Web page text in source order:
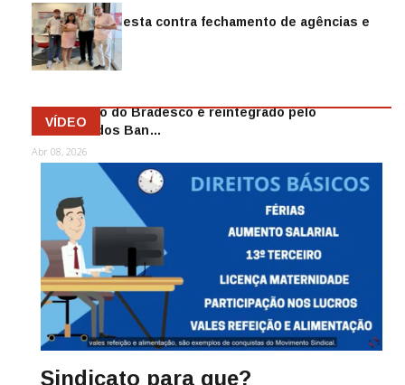
Sindicato protesta contra fechamento de agências e
as demiss…
Mai 13, 2026
Funcionário do Bradesco é reintegrado pelo
Sindicato dos Ban…
Abr 08, 2026
VÍDEO
Sindicato para que?